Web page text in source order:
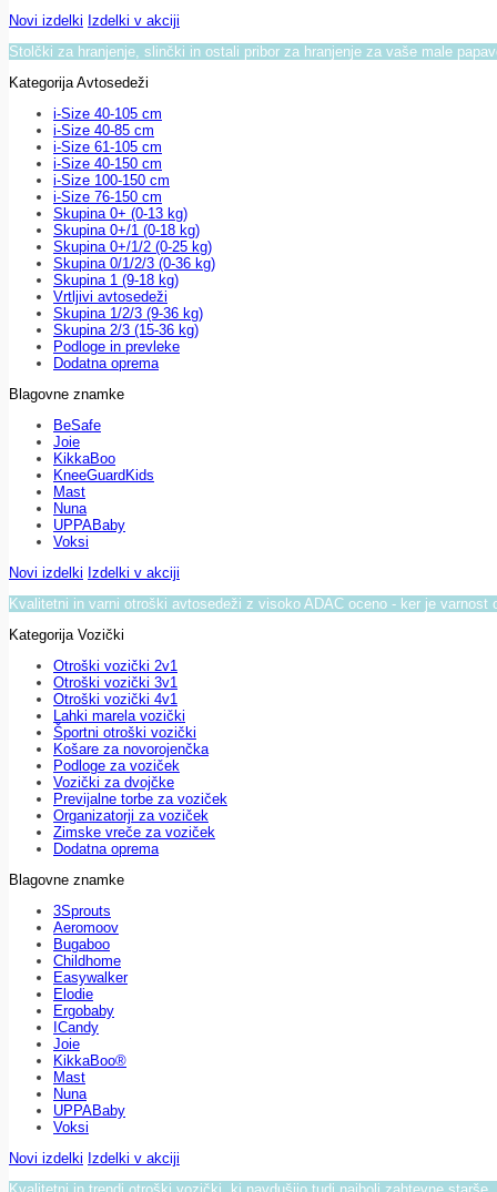
Novi izdelki Izdelki v akciji
Stolčki za hranjenje, slinčki in ostali pribor za hranjenje za vaše male
Kategorija Avtosedeži
i-Size 40-105 cm
i-Size 40-85 cm
i-Size 61-105 cm
i-Size 40-150 cm
i-Size 100-150 cm
i-Size 76-150 cm
Skupina 0+ (0-13 kg)
Skupina 0+/1 (0-18 kg)
Skupina 0+/1/2 (0-25 kg)
Skupina 0/1/2/3 (0-36 kg)
Skupina 1 (9-18 kg)
Vrtljivi avtosedeži
Skupina 1/2/3 (9-36 kg)
Skupina 2/3 (15-36 kg)
Podloge in prevleke
Dodatna oprema
Blagovne znamke
BeSafe
Joie
KikkaBoo
KneeGuardKids
Mast
Nuna
UPPABaby
Voksi
Novi izdelki Izdelki v akciji
Kvalitetni in varni otroški avtosedeži z visoko ADAC oceno - ker je varnost
Kategorija Vozički
Otroški vozički 2v1
Otroški vozički 3v1
Otroški vozički 4v1
Lahki marela vozički
Športni otroški vozički
Košare za novorojenčka
Podloge za voziček
Vozički za dvojčke
Previjalne torbe za voziček
Organizatorji za voziček
Zimske vreče za voziček
Dodatna oprema
Blagovne znamke
3Sprouts
Aeromoov
Bugaboo
Childhome
Easywalker
Elodie
Ergobaby
ICandy
Joie
KikkaBoo®
Mast
Nuna
UPPABaby
Voksi
Novi izdelki Izdelki v akciji